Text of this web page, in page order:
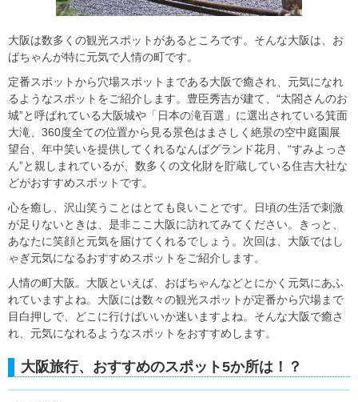
大阪は数多くの観光スポットがあるところです。そんな大阪は、お
ばちゃんが特に元気で人情の町です。
定番スポットから穴場スポットまである大阪で癒され、元気になれ
るようなスポットをご紹介します。豊臣秀吉が建て、“太閤さんのお
城”と呼ばれている大阪城や「日本の滝百選」に選出されている箕面
大滝、360度全ての位置から見る景色はまさしく絶景の空中庭園展
望台、年中笑いを提供してくれるなんばグランド花月、“すみよっさ
ん”と親しまれているが、数多くの文化財を貯蔵している住吉大社な
どがおすすめスポットです。
心を癒し、沢山笑うことはとても良いことです。日頃の生活で刺激
が足りないときは、是非ここ大阪に訪れてみてください。きっと、
あなたに笑顔と元気を届けてくれるでしょう。次回は、大阪ではし
ゃぎ元気になるおすすめスポットをご紹介します。
人情の町大阪。大阪といえば、おばちゃんなどとにかく元気にあふ
れていますよね。大阪には数々の観光スポットが定番から穴場まで
目白押しで、どこに行けばいいか迷いますよね。そんな大阪で癒さ
れ、元気になれるようなスポットをおすすめします。
大阪旅行、おすすめのスポット5か所は！？